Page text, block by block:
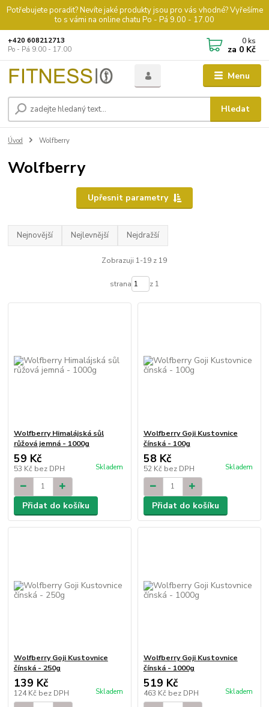
Potřebujete poradit? Nevíte jaké produkty jsou pro vás vhodné? Vyřešíme
to s vámi na online chatu Po - Pá 9.00 - 17.00
Menu
Hledat
+420 608212713
Po - Pá 9.00 - 17.00
0 ks
za 0 Kč
Úvod Wolfberry
Wolfberry
Upřesnit parametry
Nejnovější Nejlevnější Nejdražší
Zobrazuji 1-19 z 19
strana z 1
Wolfberry Himalájská sůl
růžová jemná - 1000g
59 Kč
53 Kč bez DPH Skladem
Přidat do košíku
Wolfberry Goji Kustovnice
čínská - 100g
58 Kč
52 Kč bez DPH Skladem
Přidat do košíku
Wolfberry Goji Kustovnice
čínská - 250g
139 Kč
124 Kč bez DPH Skladem
Wolfberry Goji Kustovnice
čínská - 1000g
519 Kč
463 Kč bez DPH Skladem